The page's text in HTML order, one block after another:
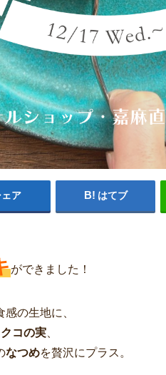
ェア はてブ
ができました！
の生地に、
クコの実
なつめを贅沢にプラス。